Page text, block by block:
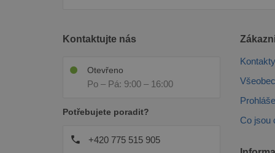
Kontaktujte nás
Otevřeno
Po – Pá: 9:00 – 16:00
Potřebujete poradit?
+420 775 515 905
Kontakty
Co jsou